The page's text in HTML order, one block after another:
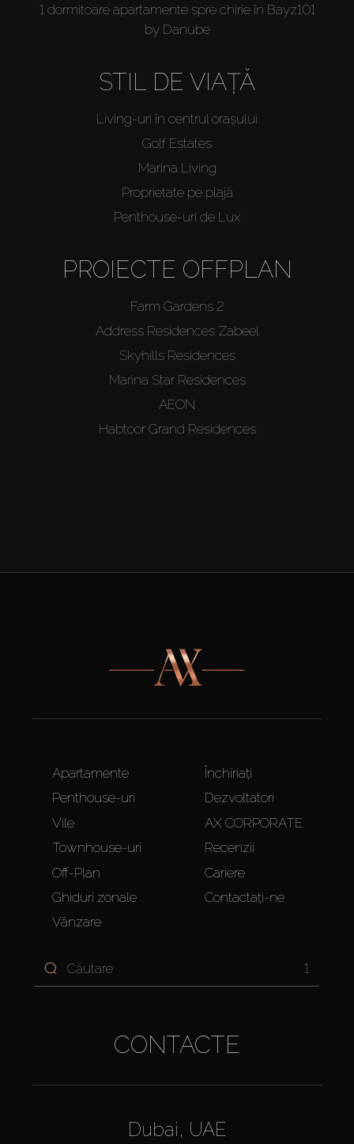
1 dormitoare apartamente spre chirie în Bayz101
by Danube
STIL DE VIAȚĂ
Living-uri în centrul orașului
Golf Estates
Marina Living
Proprietate pe plajă
Penthouse-uri de Lux
PROIECTE OFFPLAN
Farm Gardens 2
Address Residences Zabeel
Skyhills Residences
Marina Star Residences
AEON
Habtoor Grand Residences
Apartamente
Penthouse-uri
Vile
Townhouse-uri
Off-Plan
Ghiduri zonale
Vânzare
Închiriați
Dezvoltatori
AX CORPORATE
Recenzii
Cariere
Contactați-ne
1
CONTACTE
Dubai, UAE